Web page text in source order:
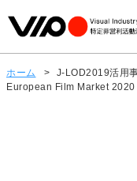
ホーム > J-LOD2019活用
European Film Market